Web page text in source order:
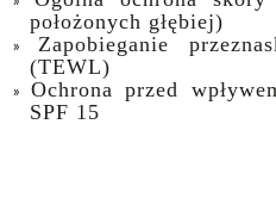
położonych głębiej)
Zapobieganie
(TEWL)
Ochrona przed
SPF 15